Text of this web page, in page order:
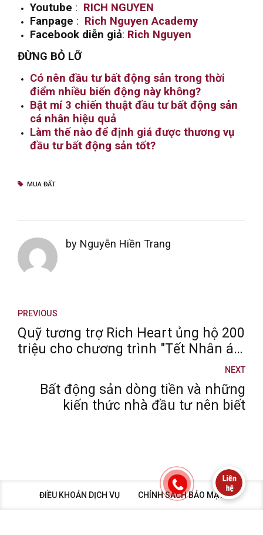
Youtube : RICH NGUYEN
Fanpage : Rich Nguyen Academy
Facebook diễn giả: Rich Nguyen
ĐỪNG BỎ LỠ
Có nên đầu tư bất động sản trong thời
điểm nhiều biến động này không?
Bật mí 3 chiến thuật đầu tư bất động sản
cá nhân hiệu quả
Làm thế nào để định giá được thương vụ
đầu tư bất động sản tốt?
MUA ĐẤT
by Nguyễn Hiền Trang
PREVIOUS
Quỹ tương trợ Rich Heart ủng hộ 200
triệu cho chương trình "Tết Nhân ái"
NEXT
Bất động sản dòng tiền và những
kiến thức nhà đầu tư nên biết
ĐIỀU KHOẢN DỊCH VỤ CHÍNH SÁCH BẢO MẬT